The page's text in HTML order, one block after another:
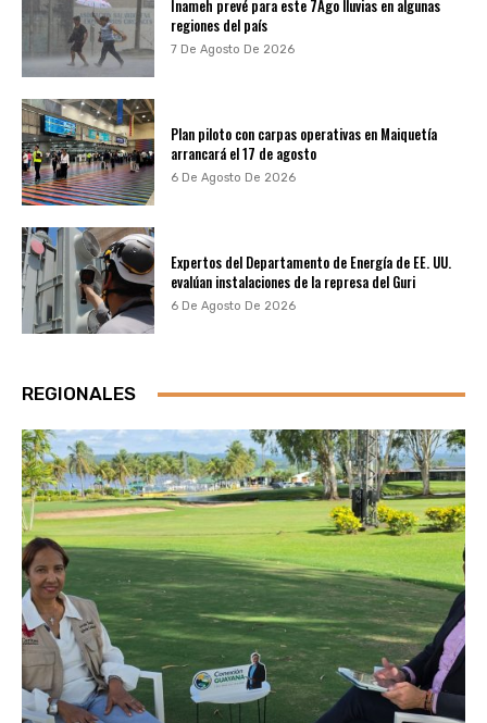
Inameh prevé para este 7Ago lluvias en algunas
regiones del país
7 De Agosto De 2026
Plan piloto con carpas operativas en Maiquetía
arrancará el 17 de agosto
6 De Agosto De 2026
Expertos del Departamento de Energía de EE. UU.
evalúan instalaciones de la represa del Guri
6 De Agosto De 2026
REGIONALES